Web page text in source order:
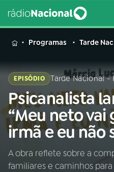
MENU
Buscar
na
Rádio
Nacional
AO
Programas Tarde
EPISÓDIO Tarde Nacional -
Psicanalista
“Meu neto vai
irmã e eu não
A obra reflete sobre a
familiares e caminhos